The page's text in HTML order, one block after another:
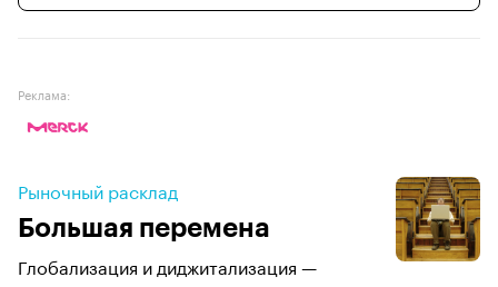
Реклама:
Рыночный расклад
Большая перемена
Глобализация и диджитализация —